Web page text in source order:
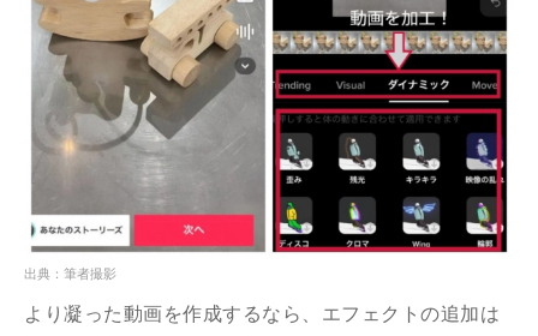
出典：筆者撮影
より凝った動画を作成するなら、エフェクトの追加は